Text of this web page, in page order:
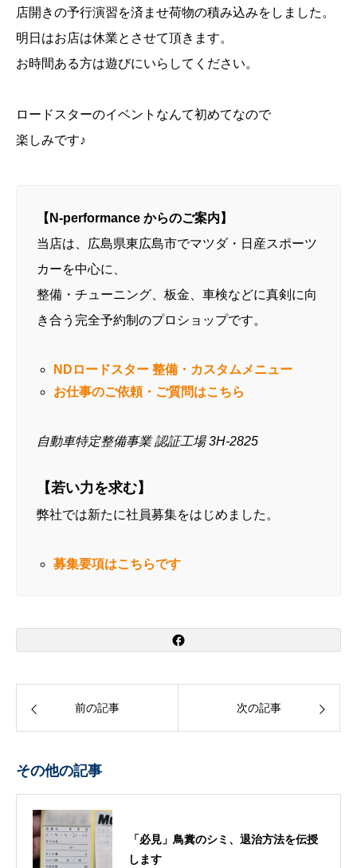
店開きの予行演習を済ませ荷物の積み込みをしました。
明日はお店は休業とさせて頂きます。
お時間ある方は遊びにいらしてください。
ロードスターのイベントなんて初めてなので
楽しみです♪
【N-performance からのご案内】
当店は、広島県東広島市でマツダ・日産スポーツ
カーを中心に、
整備・チューニング、板金、車検などに真剣に向
き合う完全予約制のプロショップです。
NDロードスター 整備・カスタムメニュー
お仕事のご依頼・ご質問はこちら
自動車特定整備事業 認証工場 3H-2825
【若い力を求む】
弊社では新たに社員募集をはじめました。
募集要項はこちらです
前の記事 次の記事
その他の記事
「必見」鳥糞のシミ、退治方法を伝授
します